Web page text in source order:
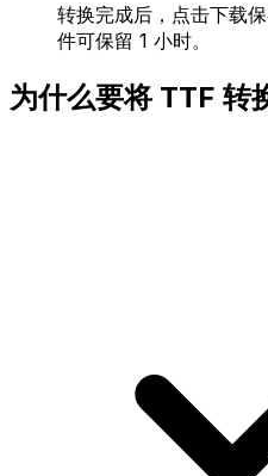
转换完成后，点击下载
件可保留 1 小时。
为什么要将 TTF 转